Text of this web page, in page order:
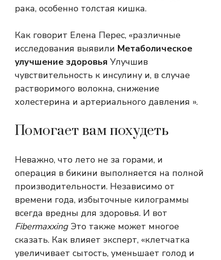
рака, особенно толстая кишка.
Как говорит Елена Перес, «различные
исследования выявили Метаболическое
улучшение здоровья Улучшив
чувствительность к инсулину и, в случае
растворимого волокна, снижение
холестерина и артериального давления ».
Помогает вам похудеть
Неважно, что лето не за горами, и
операция в бикини выполняется на полной
производительности. Независимо от
времени года, избыточные килограммы
всегда вредны для здоровья. И вот
FibermaxxingЭто также может многое
сказать. Как влияет эксперт, «клетчатка
увеличивает сытость, уменьшает голод и